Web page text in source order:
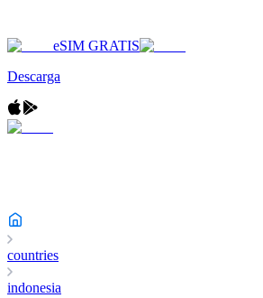
eSIM GRATIS
Descarga
countries
indonesia